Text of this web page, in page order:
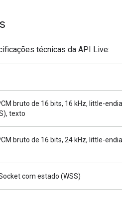
técnicas da API Live:
bruto de 16 bits, 16 kHz, little-
texto
bruto de 16 bits, 24 kHz, little-
com estado (WSS)